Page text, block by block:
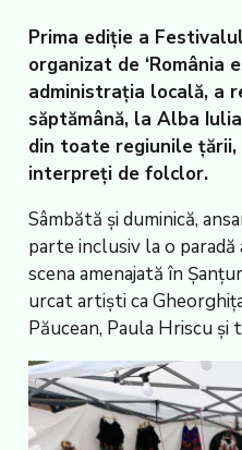
Prima ediție a
organizat de ‘România
administrația locală, a
săptămână, la Alba
din toate regiunile
interpreți de folclor.
Sâmbătă și duminică,
parte inclusiv la o
scena amenajată în
urcat artiști ca
Păucean, Paula Hriscu